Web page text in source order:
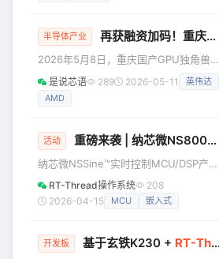
RK3572采用8nm先进制程，集成双核
核的八核架构。内置4TOPS NPU，端侧
AI算力强劲。图形处理方面，集成Mali-
G310 GPU，支持Vulkan 1.4图
半导体产业 再获融资加码！重庆GPU独角兽年内股改、冲刺IPO
2026年5月8日，重庆国产GPU独角兽象
帝先计算技术（重庆）有限公司（下称
资金将用于新一代GPU架构研发、量
产、生态建设与商业化落地。此前，象
帝先已与中信建投证券签署上市财务顾
问协议，计划2026年内完成股份制改
造，正式加速IPO进程。 象帝先成立于
的国产
是说芯语 289 2026-05-11
英伟达
AMD
活动 重磅来袭 | 纳芯微NS800RT7P65D评测活动开放，新品直播预约！
纳芯微NSSine™实时控制MCU/DSP产品
矩阵的新成员——NS800RT7系列，是
主打强算力、高精度与高集成度的嵌入
NS800RT7P65D开发板（评估板）集成
RT-Thread操作系统
208
2026-04-15
MCU 嵌入式
开发板 基于玄铁K230 + RT-Thread